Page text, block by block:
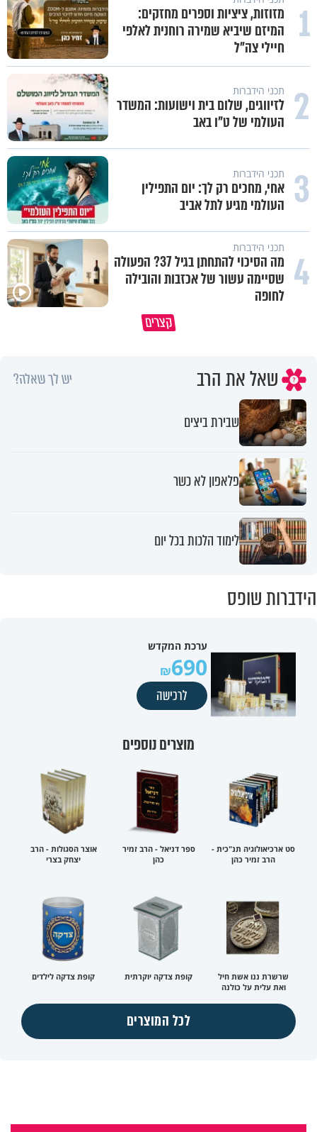
1
מזוזות, ציציות וספרים מחזקים:
המיזם שיביא שמירה רוחנית לאלפי
חיילי צה"ל
2 תכני הידברות
לזיווגים, שלום בית וישועות: המשדר
העולמי של ט"ו באב
3 תכני הידברות
אחי, מחכים רק לך: יום התפילין
העולמי מגיע לתל אביב
4 תכני הידברות
מה הסיכוי להתחתן בגיל 37? הפעולה
שסיימה עשור של אכזבות והובילה
לחופה
קצרים
במבט לאחור - האם התקופה הקשה
סגולה בבוקר להסרת חששות
שאל את הרב יש לך שאלה?
שבירת ביצים
פלאפון לא כשר
לימוד הלכות בכל יום
הידברות שופס
ערכת המקדש
690
לרכישה
מוצרים נוספים
סט ארכיאולוגיה תנ"כית -
הרב זמיר כהן
ספר דניאל - הרב זמיר
כהן
אוצר הסגולות - הרב
יצחק בצרי
שרשרת ננו אשת חיל
ואת עלית על כולנה
קופת צדקה יוקרתית קופת צדקה לילדים
לכל המוצרים